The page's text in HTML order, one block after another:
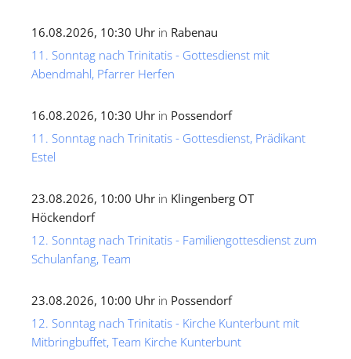
16.08.2026, 10:30 Uhr in Rabenau
11. Sonntag nach Trinitatis - Gottesdienst mit
Abendmahl, Pfarrer Herfen
16.08.2026, 10:30 Uhr in Possendorf
11. Sonntag nach Trinitatis - Gottesdienst, Prädikant
Estel
23.08.2026, 10:00 Uhr in Klingenberg OT
Höckendorf
12. Sonntag nach Trinitatis - Familiengottesdienst zum
Schulanfang, Team
23.08.2026, 10:00 Uhr in Possendorf
12. Sonntag nach Trinitatis - Kirche Kunterbunt mit
Mitbringbuffet, Team Kirche Kunterbunt